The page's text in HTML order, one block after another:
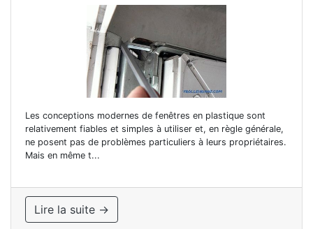
Les conceptions modernes de fenêtres en plastique sont
relativement fiables et simples à utiliser et, en règle générale,
ne posent pas de problèmes particuliers à leurs propriétaires.
Mais en même t...
Lire la suite →